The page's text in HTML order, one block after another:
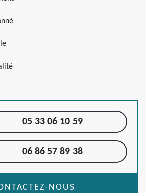
05 33 06 10 59
06 86 57 89 38
NOUS